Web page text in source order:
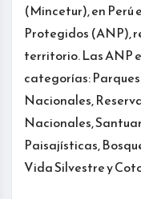
(Mincetur), en Perú
Protegidos (ANP),
territorio. Las ANP
categorías:
Nacionales,
Nacionales,
Paisajísticas,
Vida Silvestre y